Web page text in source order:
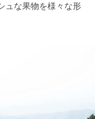
ュな果物を様々な形